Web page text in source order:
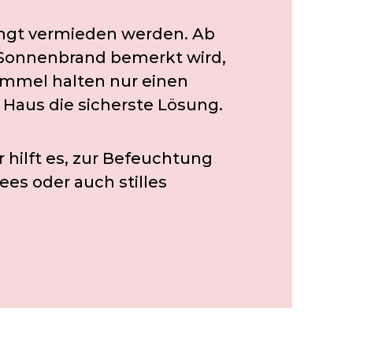
vermieden werden. Ab
bemerkt wird,
halten nur einen
die sicherste Lösung.
hilft es, zur Befeuchtung
oder auch stilles